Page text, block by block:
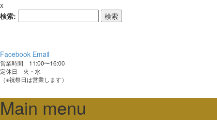
x
検索:
Facebook Email
営業時間 11:00〜16:00
定休日 火・水
（※祝祭日は営業します）
Main menu